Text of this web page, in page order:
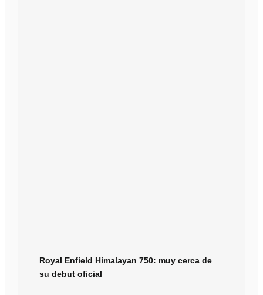
Royal Enfield Himalayan 750: muy cerca de
su debut oficial